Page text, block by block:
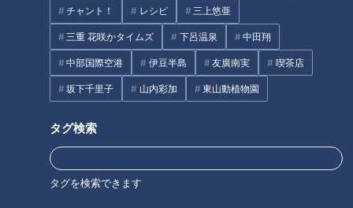
チャント！ レシピ 三上悠亜
三重 花咲かタイムズ 下呂温泉 中田翔
中部国際空港 伊豆半島 友廣南実 喫茶店
坂下千里子 山内彩加 東山動植物園
タグ検索
タグを検索できます
【関連リンク】
🎤「CBCアナウンサー」公式サイト
https://hicbc.com/announcer/
🎤「CBCアナウンサー」公式X(旧Twitter)
https://twitter.com/cbc_announcer
https://www.instagram.com/cbc.announcer/
CBCテレビLINE公式アカウント
https://lin.ee/25iffnNj